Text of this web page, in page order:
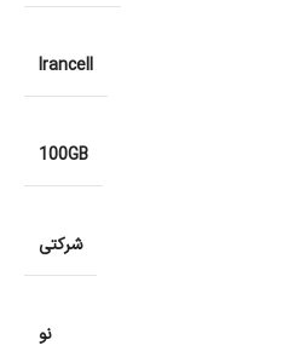
Irancell
100GB
شرکتی
نو